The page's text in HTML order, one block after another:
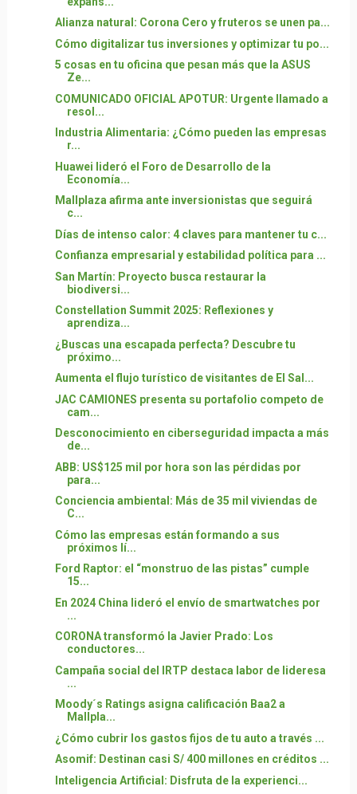
Alianza natural: Corona Cero y fruteros se unen pa...
Cómo digitalizar tus inversiones y optimizar tu po...
5 cosas en tu oficina que pesan más que la ASUS
Ze...
COMUNICADO OFICIAL APOTUR: Urgente llamado a
resol...
Industria Alimentaria: ¿Cómo pueden las empresas
r...
Huawei lideró el Foro de Desarrollo de la
Economía...
Mallplaza afirma ante inversionistas que seguirá
c...
Días de intenso calor: 4 claves para mantener tu c...
Confianza empresarial y estabilidad política para ...
San Martín: Proyecto busca restaurar la
biodiversi...
Constellation Summit 2025: Reflexiones y
aprendiza...
¿Buscas una escapada perfecta? Descubre tu
próximo...
Aumenta el flujo turístico de visitantes de El Sal...
JAC CAMIONES presenta su portafolio competo de
cam...
Desconocimiento en ciberseguridad impacta a más
de...
ABB: US$125 mil por hora son las pérdidas por
para...
Conciencia ambiental: Más de 35 mil viviendas de
C...
Cómo las empresas están formando a sus
próximos lí...
Ford Raptor: el “monstruo de las pistas” cumple
15...
En 2024 China lideró el envío de smartwatches por
...
CORONA transformó la Javier Prado: Los
conductores...
Campaña social del IRTP destaca labor de lideresa
...
Moody´s Ratings asigna calificación Baa2 a
Mallpla...
¿Cómo cubrir los gastos fijos de tu auto a través ...
Asomif: Destinan casi S/ 400 millones en créditos ...
Inteligencia Artificial: Disfruta de la experienci...